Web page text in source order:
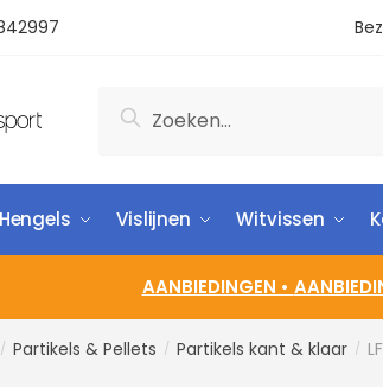
Zoeken
Hengels Vislijnen Witvissen
AANBIEDINGEN •
/ Partikels & Pellets / Partikels kant & klaar /